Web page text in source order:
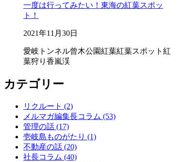
一度は行ってみたい！東海の紅葉スポッ
ト！
2021年11月30日
愛岐トンネル曾木公園紅葉紅葉スポット 紅
葉狩り 香嵐渓
カテゴリー
リクルート (2)
メルマガ編集長コラム (53)
管理の話 (17)
壱岐島ものがたり (1)
不動産の話 (20)
社長コラム (40)